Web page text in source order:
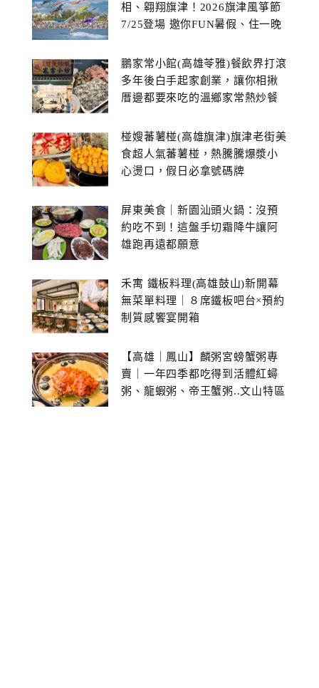
相、翱翔旗津！2026旗津風箏節
7/25登場 邀你FUN暑假、住一晚
鵬家常小館(高雄苓雅)餐飲界打滾
多年後白手起家創業，讓你相揪
厝邊都要來吃的溫鄉家常熱炒餐
椪嫂蕃薯椪(高雄旗津)旗津老街美
食超人氣蕃薯椪，熱騰騰爆漿小
心燙口，假日必拿號碼牌
屏東美食｜新園汕頭火鍋：沒預
約吃不到！這盤手切霜降牛讓阿
雄跑再遠都願意
禾寓 鐵板料理(高雄鼓山)新開幕
無菜單料理｜８席鐵板吧台×預約
制質感饗宴開箱
【高雄｜鳳山】麟粥宮螃蟹粥專
賣｜一年四季都吃得到活體紅蟳
粥、龍蝦粥、帝王蟹粥..文山特區